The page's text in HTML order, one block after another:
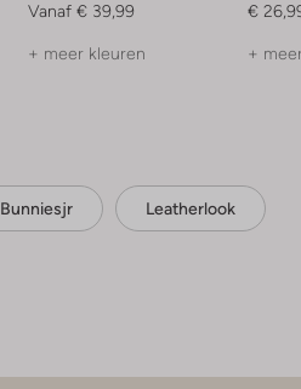
Vanaf € 39,99
+ meer kleuren
€
+
Bunniesjr Leatherlook